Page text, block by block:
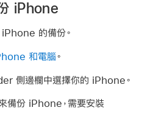
iPhone
的備份。
和電腦。
側邊欄中選擇你的 iPhone。
備份 iPhone，需要安裝